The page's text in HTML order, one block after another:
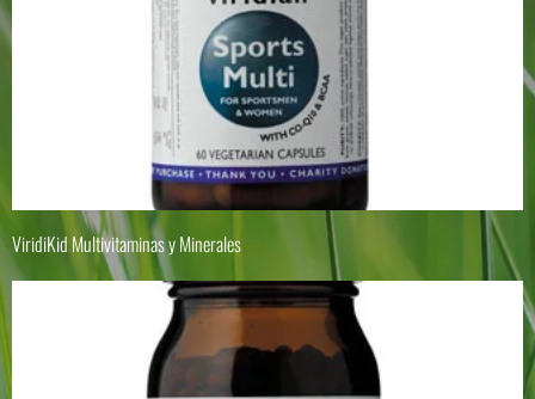
ViridiKid Multivitaminas y Minerales